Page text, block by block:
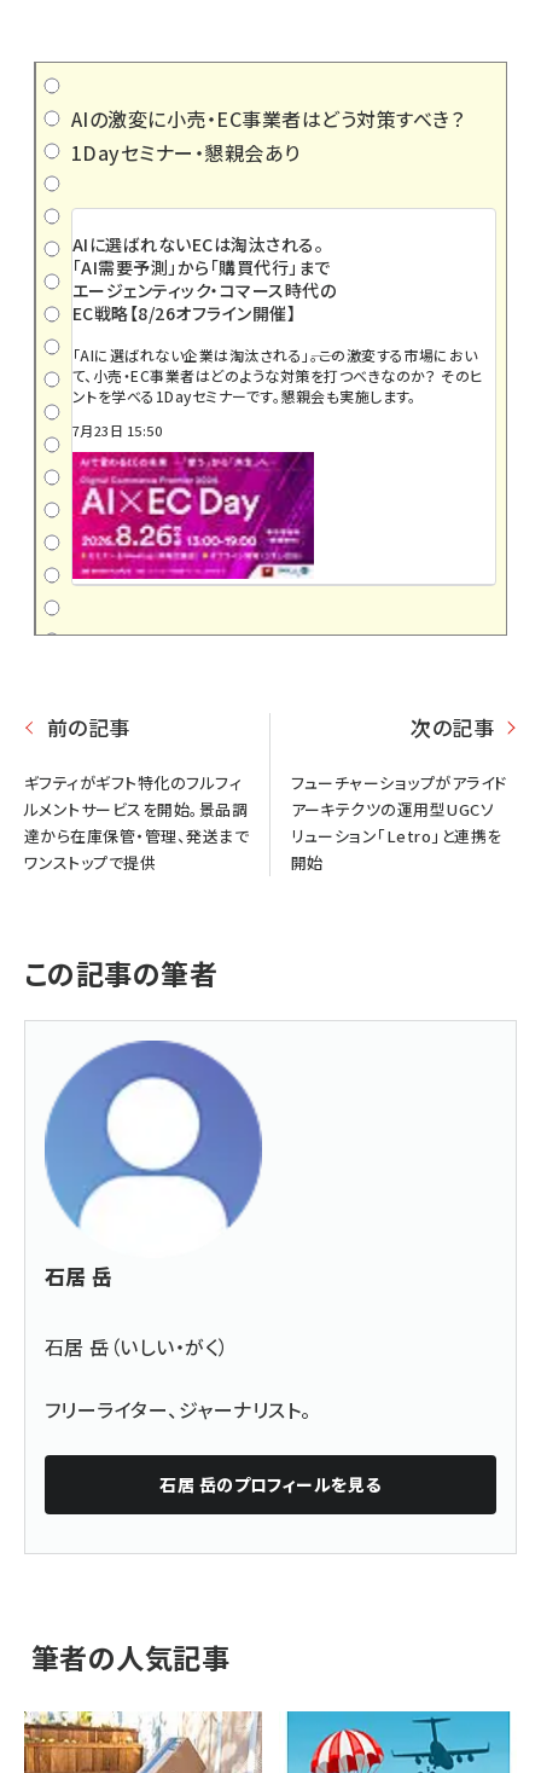
AIの激変に小売・EC事業者はどう対策すべき？
1Dayセミナー・懇親会あり
AIに選ばれないECは淘汰される。
「AI需要予測」から「購買代行」まで
エージェンティック・コマース時代の
EC戦略【8/26オフライン開催】
「AIに選ばれない企業は淘汰される」――。この激変する市場におい
て、小売・EC事業者はどのような対策を打つべきなのか？ そのヒ
ントを学べる1Dayセミナーです。懇親会も実施します。
7月23日 15:50
前の記事
ギフティがギフト特化のフルフィ
ルメントサービスを開始。景品調
達から在庫保管・管理、発送まで
ワンストップで提供
次の記事
フューチャーショップがアライド
アーキテクツの運用型UGCソ
リューション「Letro」と連携を
開始
この記事の筆者
石居 岳
石居 岳（いしい・がく）
フリーライター、ジャーナリスト。
石居 岳のプロフィールを見る
筆者の人気記事